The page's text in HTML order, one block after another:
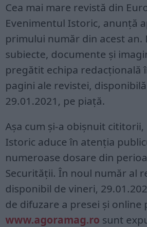
Cea mai mare revistă din
Evenimentul Istoric, anunță
primului număr din acest an.
subiecte, documente și
pregătit echipa redacțională
pagini ale revistei,
29.01.2021, pe piață.
Așa cum și-a obișnuit
Istoric aduce în atenția
numeroase dosare din
Securității. În noul număr al
disponibil de vineri,
de difuzare a presei și online
www.agoramag.ro sunt